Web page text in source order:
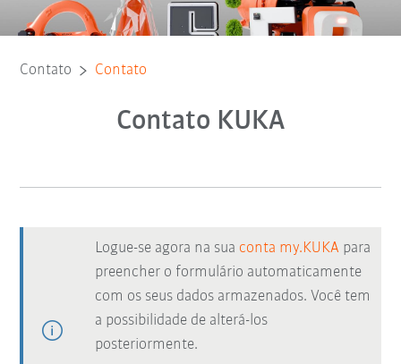
Contato Contato
Contato KUKA
Logue-se agora na sua conta my.KUKA para
preencher o formulário automaticamente
com os seus dados armazenados. Você tem
a possibilidade de alterá-los
posteriormente.